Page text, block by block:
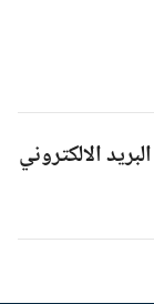
الالكتروني